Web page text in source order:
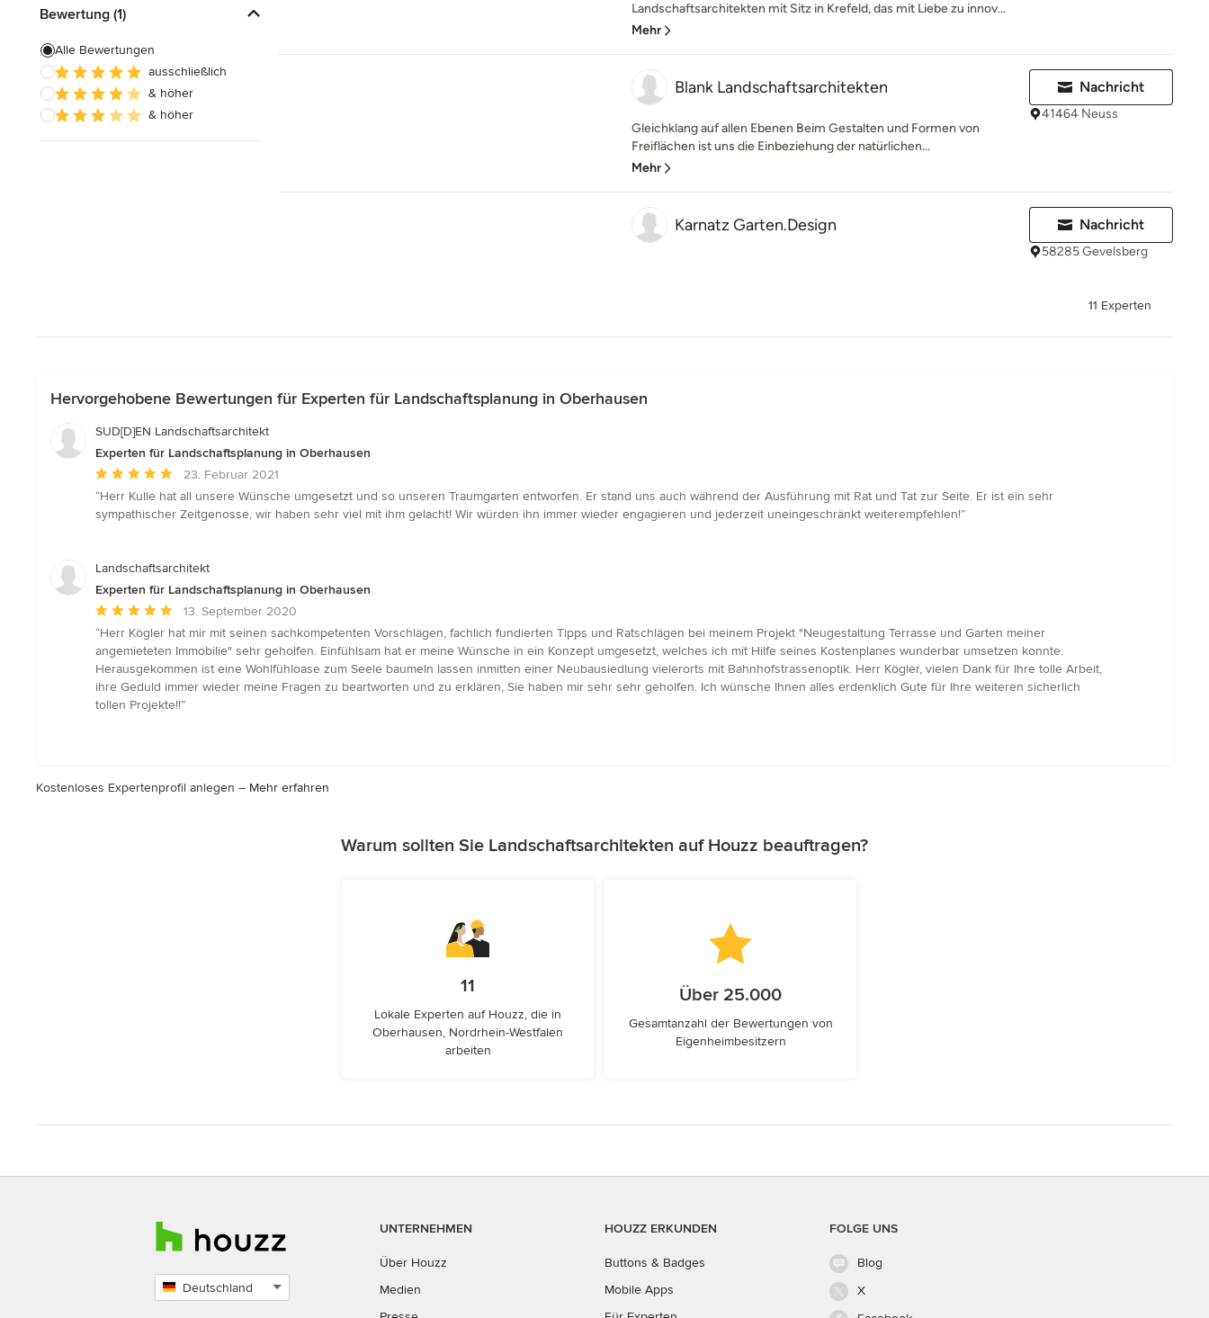
Bewertung (1)
Alle Bewertungen
ausschließlich
& höher
& höher
Landschaftsarchitekten mit Sitz in Krefeld, das mit Liebe zu innov...
Mehr
Blank Landschaftsarchitekten
Gleichklang auf allen Ebenen Beim Gestalten und Formen von
Freiflächen ist uns die Einbeziehung der natürlichen...
Mehr
Nachricht
41464 Neuss
Karnatz Garten.Design Nachricht
58285 Gevelsberg
11 Experten
Hervorgehobene Bewertungen für Experten für Landschaftsplanung in Oberhausen
SUD[D]EN Landschaftsarchitekt
Experten für Landschaftsplanung in Oberhausen
Durchschnittliche
Bewertung:
5
Sternen
23. Februar 2021
“Herr Kulle hat all unsere Wünsche umgesetzt und so unseren Traumgarten entworfen. Er stand uns auch während der Ausführung mit Rat und Tat zur Seite. Er ist ein sehr
sympathischer Zeitgenosse, wir haben sehr viel mit ihm gelacht! Wir würden ihn immer wieder engagieren und jederzeit uneingeschränkt weiterempfehlen!”
Landschaftsarchitekt
Experten für Landschaftsplanung in Oberhausen
Durchschnittliche
Bewertung:
5
von
5
Sternen
13. September 2020
“Herr Kögler hat mir mit seinen sachkompetenten Vorschlägen, fachlich fundierten Tipps und Ratschlägen bei meinem Projekt "Neugestaltung Terrasse und Garten meiner
angemieteten Immobilie" sehr geholfen. Einfühlsam hat er meine Wünsche in ein Konzept umgesetzt, welches ich mit Hilfe seines Kostenplanes wunderbar umsetzen konnte.
Herausgekommen ist eine Wohlfühloase zum Seele baumeln lassen inmitten einer Neubausiedlung vielerorts mit Bahnhofstrassenoptik. Herr Kögler, vielen Dank für Ihre tolle Arbeit,
ihre Geduld immer wieder meine Fragen zu beartworten und zu erklären, Sie haben mir sehr sehr geholfen. Ich wünsche Ihnen alles erdenklich Gute für Ihre weiteren sicherlich
tollen Projekte!!”
Kostenloses Expertenprofil anlegen – Mehr erfahren
Warum sollten Sie Landschaftsarchitekten auf Houzz beauftragen?
11
Lokale Experten auf Houzz, die in
Oberhausen, Nordrhein-Westfalen
arbeiten
Über 25.000
Gesamtanzahl der Bewertungen von
Eigenheimbesitzern
Deutschland
UNTERNEHMEN
Über Houzz
Medien
HOUZZ ERKUNDEN
Buttons & Badges
Mobile Apps
FOLGE UNS
Blog
X